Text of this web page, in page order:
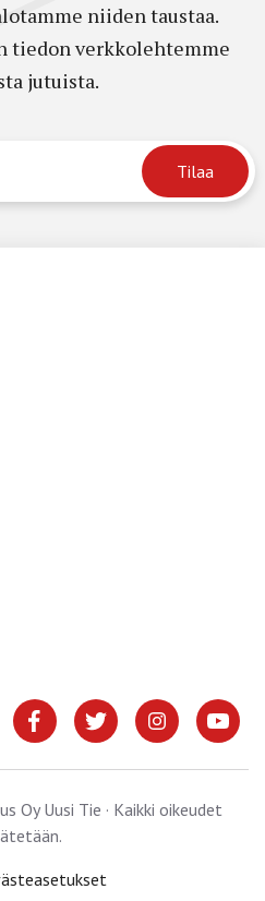
niiden taustaa.
tiedon verkkolehtemme
jutuista.
Oy Uusi Tie · Kaikki oikeudet